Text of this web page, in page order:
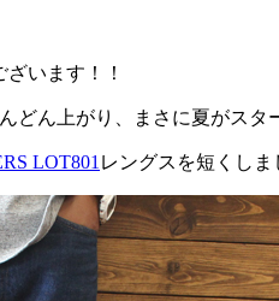
います！！
どん上がり、まさに夏がスタ
LOT801 レングスを短くしま